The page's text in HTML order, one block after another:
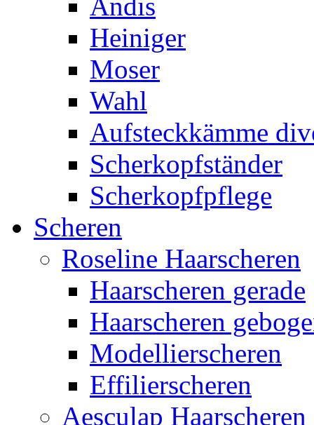
Andis
Heiniger
Moser
Wahl
Aufsteckkämme
Scherkopfständer
Scherkopfpflege
Scheren
Roseline Haarscheren
Haarscheren gerade
Haarscheren
Modellierscheren
Effilierscheren
Aesculap Haarscheren